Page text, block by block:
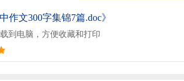
作文300字集锦7篇.doc》
到电脑，方便收藏和打印